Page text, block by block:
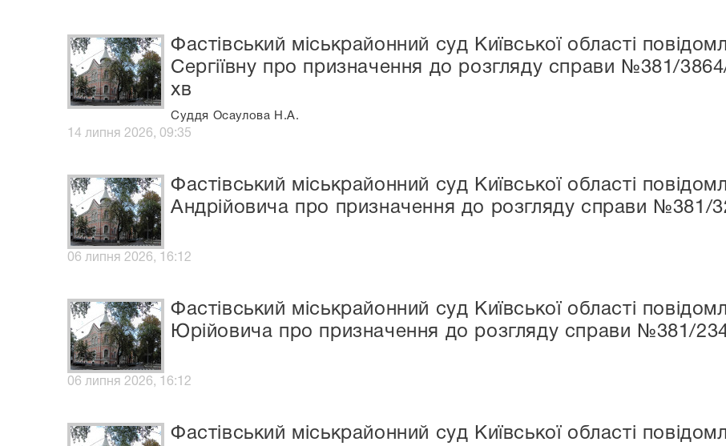
Фастівський міськрайонний суд Київської області
Сергіївну про призначення до розгляду справи №381/
хв
Суддя Осаулова Н.А.
14 липня 2026, 09:35
Фастівський міськрайонний суд Київської області
Андрійовича про призначення до розгляду справи №381/
06 липня 2026, 16:12
Фастівський міськрайонний суд Київської області
Юрійовича про призначення до розгляду справи №381/
06 липня 2026, 16:12
Фастівський міськрайонний суд Київської області